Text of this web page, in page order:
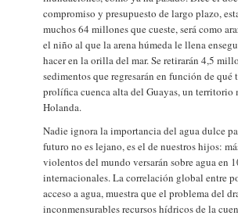
compromiso y presupuesto de largo plazo,
muchos 64 millones que cueste, será como
el niño al que la arena húmeda le llena
hacer en la orilla del mar. Se retirarán 4,5
sedimentos que regresarán en función de qué
prolífica cuenca alta del Guayas, un territorio
Holanda.
Nadie ignora la importancia del agua dulce
futuro no es lejano, es el de nuestros hijos:
violentos del mundo versarán sobre agua en
internacionales. La correlación global entre
acceso a agua, muestra que el problema del
inconmensurables recursos hídricos de la